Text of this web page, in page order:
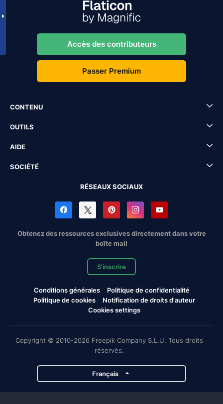
Accès des contributeurs
Passer Premium
CONTENU
OUTILS
AIDE
SOCIÉTÉ
RÉSEAUX SOCIAUX
Obtenez des ressources exclusives directement dans votre
boîte mail
S'inscrire
Conditions générales
Politique de confidentialité
Politique de cookies
Notification de droits d'auteur
Cookies settings
Copyright © 2010-2026 Freepik Company S.L.U. Tous droits
réservés.
Français